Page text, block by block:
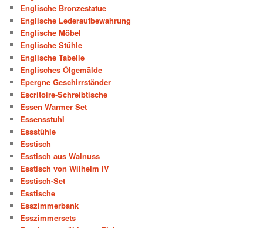
Englische Bronzestatue
Englische Lederaufbewahrung
Englische Möbel
Englische Stühle
Englische Tabelle
Englisches Ölgemälde
Epergne Geschirrständer
Escritoire-Schreibtische
Essen Warmer Set
Essensstuhl
Essstühle
Esstisch
Esstisch aus Walnuss
Esstisch von Wilhelm IV
Esstisch-Set
Esstische
Esszimmerbank
Esszimmersets